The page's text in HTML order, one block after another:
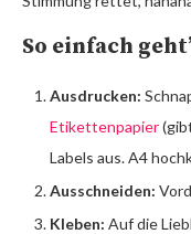
So einfach
Ausdrucken:
Etikettenpapier
Labels aus. A4
Ausschneiden:
Kleben: Auf die